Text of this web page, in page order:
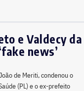
e Valdecy da
news’
de Meriti, condenou o
(PL) e o ex-prefeito